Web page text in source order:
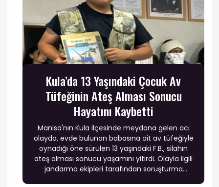
Kula’da 13 Yaşındaki Çocuk Av
Tüfeğinin Ateş Alması Sonucu
Hayatını Kaybetti
Manisa'nın Kula ilçesinde meydana gelen acı
olayda, evde bulunan babasına ait av tüfeğiyle
oynadığı öne sürülen 13 yaşındaki F.B., silahın
ateş alması sonucu yaşamını yitirdi. Olayla ilgili
jandarma ekipleri tarafından soruşturma